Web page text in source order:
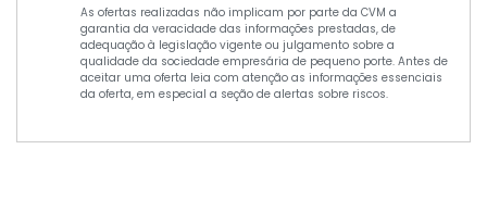
As ofertas realizadas não implicam por parte da CVM a
garantia da veracidade das informações prestadas, de
adequação à legislação vigente ou julgamento sobre a
qualidade da sociedade empresária de pequeno porte. Antes de
aceitar uma oferta leia com atenção as informações essenciais
da oferta, em especial a seção de alertas sobre riscos.